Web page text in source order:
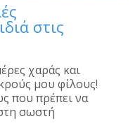
στις
χαράς και
μου φίλους!
που πρέπει να
σωστή